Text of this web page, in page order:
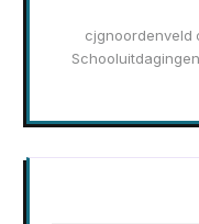
cjgnoordenveld